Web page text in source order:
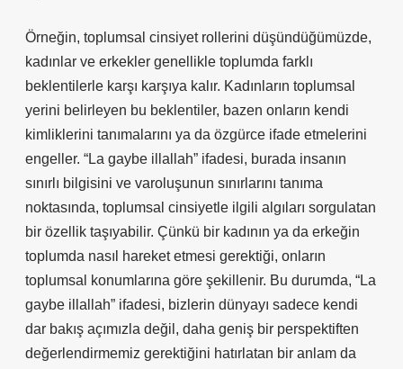
Örneğin, toplumsal cinsiyet rollerini düşündüğümüzde,
kadınlar ve erkekler genellikle toplumda farklı
beklentilerle karşı karşıya kalır. Kadınların toplumsal
yerini belirleyen bu beklentiler, bazen onların kendi
kimliklerini tanımalarını ya da özgürce ifade etmelerini
engeller. “La gaybe illallah” ifadesi, burada insanın
sınırlı bilgisini ve varoluşunun sınırlarını tanıma
noktasında, toplumsal cinsiyetle ilgili algıları sorgulatan
bir özellik taşıyabilir. Çünkü bir kadının ya da erkeğin
toplumda nasıl hareket etmesi gerektiği, onların
toplumsal konumlarına göre şekillenir. Bu durumda, “La
gaybe illallah” ifadesi, bizlerin dünyayı sadece kendi
dar bakış açımızla değil, daha geniş bir perspektiften
değerlendirmemiz gerektiğini hatırlatan bir anlam da